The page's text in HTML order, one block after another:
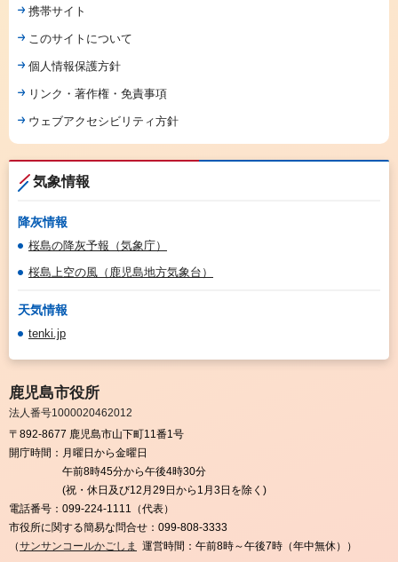
携帯サイト
このサイトについて
個人情報保護方針
リンク・著作権・免責事項
ウェブアクセシビリティ方針
気象情報
降灰情報
桜島の降灰予報（気象庁）
桜島上空の風（鹿児島地方気象台）
天気情報
tenki.jp
鹿児島市役所
法人番号1000020462012
〒892-8677 鹿児島市山下町11番1号
開庁時間： 月曜日から金曜日
午前8時45分から午後4時30分
(祝・休日及び12月29日から1月3日を除く)
電話番号： 099-224-1111（代表）
市役所に関する簡易な問合せ： 099-808-3333
（サンサンコールかごしま 運営時間：午前8時～午後7時（年中無休））